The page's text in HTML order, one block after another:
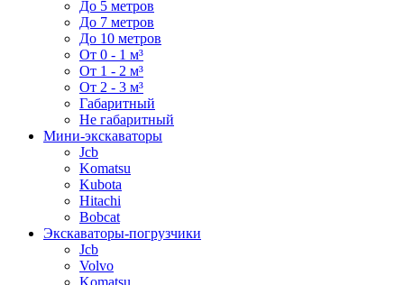
До 5 метров
До 7 метров
До 10 метров
От 0 - 1 м³
От 1 - 2 м³
От 2 - 3 м³
Габаритный
Не габаритный
Мини-экскаваторы
Jcb
Komatsu
Kubota
Hitachi
Bobcat
Экскаваторы-погрузчики
Jcb
Volvo
Komatsu